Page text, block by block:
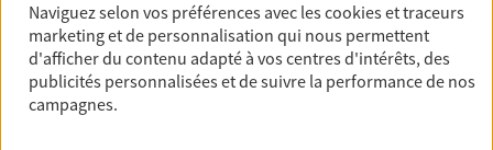
Multirisque Entreprise
Gagnez en simplicité et en sérénité avec votre
assurance multirisque entreprise. Un contrat
unique pour protéger vos locaux, matériels pro,
équipements et stocks… sans oublier votre
Naviguez selon vos préférences avec lescookies et traceurs
marketing et de personnalisation qui nous permettent
d'afficher du contenu adapté à vos centres d'intérêts, des
publicités personnalisées et de suivre la performance de nos
campagnes.